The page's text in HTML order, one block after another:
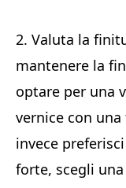
2. Valuta la
mantenere la
optare per una
vernice con
invece
forte, scegli